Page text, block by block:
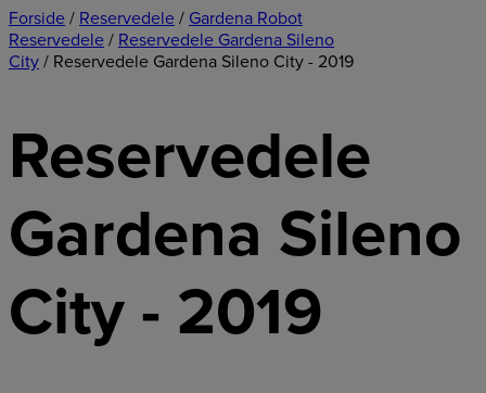
Forside / Reservedele / Gardena Robot
Reservedele / Reservedele Gardena Sileno
City / Reservedele Gardena Sileno City - 2019
Reservedele
Gardena Sileno
City - 2019